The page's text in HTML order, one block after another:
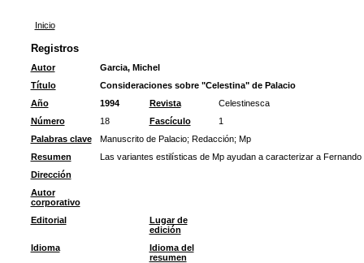
Inicio
Registros
Autor
Garcia, Michel
Título
Consideraciones sobre "Celestina" de Palacio
Año
1994 Revista
Celestinesca
Número
18 Fascículo
1
Palabras clave
Manuscrito de Palacio; Redacción; Mp
Resumen
Las variantes estilísticas de Mp ayudan a caracterizar a Fernando
Dirección
Autor
corporativo
Editorial
Lugar de
edición
Idioma
Idioma del
resumen